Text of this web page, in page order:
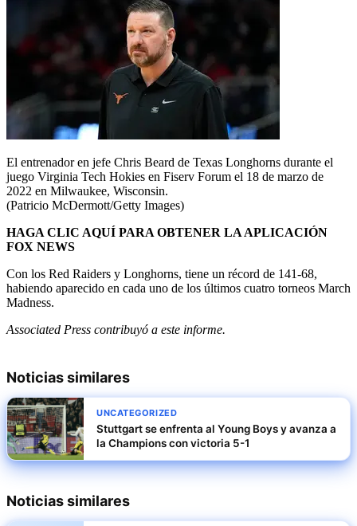
El entrenador en jefe Chris Beard de Texas Longhorns durante el
juego Virginia Tech Hokies en Fiserv Forum el 18 de marzo de
2022 en Milwaukee, Wisconsin.
(Patricio McDermott/Getty Images)
HAGA CLIC AQUÍ PARA OBTENER LA APLICACIÓN
FOX NEWS
Con los Red Raiders y Longhorns, tiene un récord de 141-68,
habiendo aparecido en cada uno de los últimos cuatro torneos March
Madness.
Associated Press contribuyó a este informe.
Noticias similares
UNCATEGORIZED
Stuttgart se enfrenta al Young Boys y avanza a
la Champions con victoria 5-1
Noticias similares